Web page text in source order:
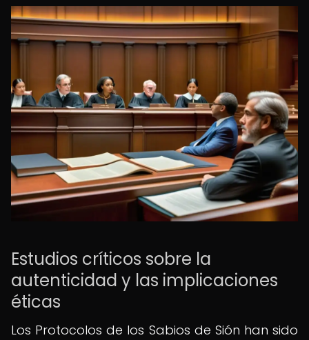
Estudios críticos sobre la
autenticidad y las implicaciones
éticas
Los Protocolos de los Sabios de Sión han sido